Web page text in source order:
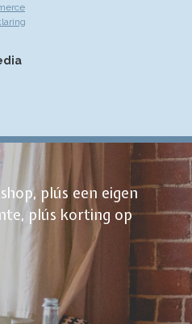
plús een eigen
plús korting op